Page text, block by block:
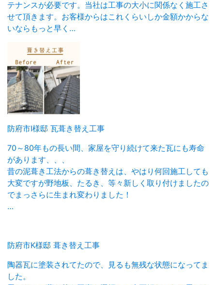
テナンスが必要です。当社は工事の大小に関係なく施工さ
せて頂きます。お客様からはこれくらいしか金額かからな
いならもっと早く…
防府市I様邸 瓦葺き替え工事
70～80年もの長い間、家屋を守り続けて来た瓦にも寿命
があります、、、
昔の泥葺き工法からの葺き替えは、やはり何回施工しても
大変ですが野地板、たるき、等々新しく取り付けましたの
でまっさらに生まれ変わりました！
…
防府市K様邸 葺き替え工事
陶器瓦に塗装されてたので、見るも無残な状態になってま
した。